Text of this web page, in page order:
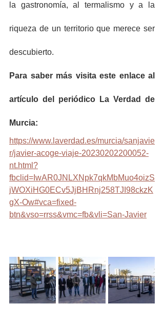
la gastronomía, al termalismo y a la
riqueza de un territorio que merece ser
descubierto.
Para saber más visita este enlace al
artículo del periódico La Verdad de
Murcia:
https://www.laverdad.es/murcia/sanjavie
r/javier-acoge-viaje-20230202200052-
nt.html?
fbclid=IwAR0JNLXNpk7qkMbMuo4oizS
jWOXiHG0ECv5JjBHRnj258TJI98ckzK
gX-Ow#vca=fixed-
btn&vso=rrss&vmc=fb&vli=San-Javier